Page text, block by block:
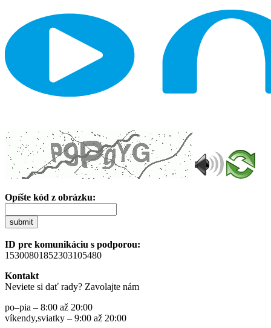
Opíšte kód z obrázku:
submit
ID pre komunikáciu s podporou:
15300801852303105480
Kontakt
Neviete si dať rady? Zavolajte nám
po–pia – 8:00 až 20:00
víkendy,sviatky – 9:00 až 20:00